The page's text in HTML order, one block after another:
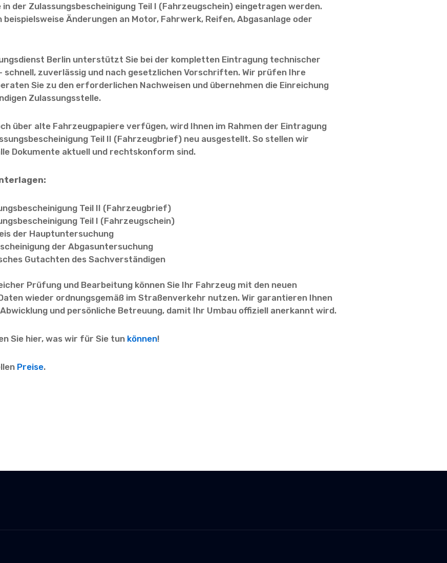
in der Zulassungsbescheinigung Teil I (Fahrzeugschein) eingetragen werden.
beispielsweise Änderungen an Motor, Fahrwerk, Reifen, Abgasanlage oder
Berlin unterstützt Sie bei der kompletten Eintragung technischer
schnell, zuverlässig und nach gesetzlichen Vorschriften. Wir prüfen Ihre
Sie zu den erforderlichen Nachweisen und übernehmen die Einreichung
Zulassungsstelle.
über alte Fahrzeugpapiere verfügen, wird Ihnen im Rahmen der Eintragung
Teil II (Fahrzeugbrief) neu ausgestellt. So stellen wir
Dokumente aktuell und rechtskonform sind.
Teil II (Fahrzeugbrief)
Teil I (Fahrzeugschein)
der Hauptuntersuchung
der Abgasuntersuchung
Gutachten des Sachverständigen
Prüfung und Bearbeitung können Sie Ihr Fahrzeug mit den neuen
wieder ordnungsgemäß im Straßenverkehr nutzen. Wir garantieren Ihnen
und persönliche Betreuung, damit Ihr Umbau offiziell anerkannt wird.
Sie hier, was wir für Sie tun können!
Preise.